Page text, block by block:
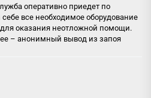
оперативно приедет по
все необходимое оборудование
оказания неотложной помощи.
– анонимный вывод из запоя